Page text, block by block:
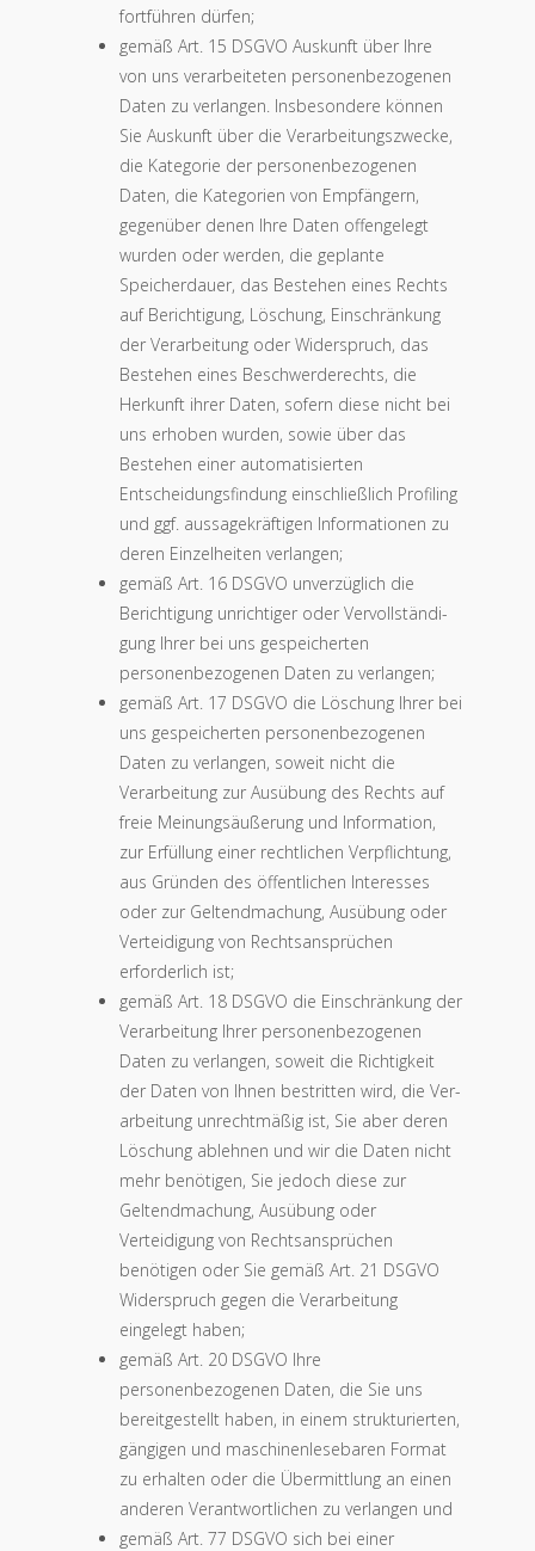
fortführen dürfen;
gemäß Art. 15 DSGVO Auskunft über Ihre
von uns verarbeiteten personenbezogenen
Daten zu verlangen. Insbesondere können
Sie Auskunft über die Verarbeitungszwecke,
die Kategorie der personenbezogenen
Daten, die Kategorien von Empfängern,
gegen­über denen Ihre Daten offengelegt
wurden oder werden, die geplante
Speicherdauer, das Bestehen eines Rechts
auf Berichtigung, Löschung, Einschränkung
der Verarbeitung oder Widerspruch, das
Bestehen eines Beschwerderechts, die
Herkunft ihrer Daten, so­fern diese nicht bei
uns erhoben wurden, sowie über das
Bestehen einer automatisierten
Entscheidungsfindung einschließlich Profiling
und ggf. aussagekräftigen Informationen zu
deren Einzelheiten verlangen;
gemäß Art. 16 DSGVO unverzüglich die
Berichtigung unrichtiger oder Vervollständi­
gung Ihrer bei uns gespeicherten
personenbezogenen Daten zu verlangen;
gemäß Art. 17 DSGVO die Löschung Ihrer bei
uns gespeicherten personenbezogenen
Daten zu verlangen, soweit nicht die
Verarbeitung zur Ausübung des Rechts auf
freie Meinungsäußerung und Information,
zur Erfüllung einer rechtlichen Verpflichtung,
aus Gründen des öffentlichen Interesses
oder zur Geltendmachung, Ausübung oder
Vertei­digung von Rechtsansprüchen
erforderlich ist;
gemäß Art. 18 DSGVO die Einschränkung der
Verarbeitung Ihrer personenbezogenen
Daten zu verlangen, soweit die Richtigkeit
der Daten von Ihnen bestritten wird, die Ver­
arbeitung unrechtmäßig ist, Sie aber deren
Löschung ablehnen und wir die Daten nicht
mehr benötigen, Sie jedoch diese zur
Geltendmachung, Ausübung oder
Verteidigung von Rechtsansprüchen
benötigen oder Sie gemäß Art. 21 DSGVO
Widerspruch gegen die Verarbeitung
eingelegt haben;
gemäß Art. 20 DSGVO Ihre
personenbezogenen Daten, die Sie uns
bereitgestellt haben, in einem strukturierten,
gängigen und maschinenlesebaren Format
zu erhalten oder die Übermittlung an einen
anderen Verantwortlichen zu verlangen und
gemäß Art. 77 DSGVO sich bei einer